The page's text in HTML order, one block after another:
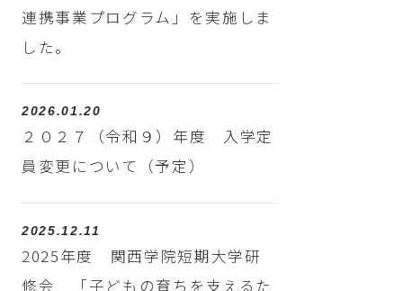
連携事業プログラム」を実施しま
した。
2026.01.20
２０２７（令和９）年度 入学定
員変更について（予定）
2025.12.11
2025年度 関西学院短期大学研
修会 「子どもの育ちを支えるた